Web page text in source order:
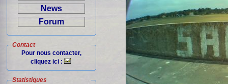
News
Forum
Contact
Pour nous contacter,
cliquez ici :
Statistiques